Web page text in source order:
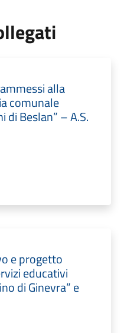
alla
comunale
di Beslan” – A.S.
e progetto
educativi
di Ginevra” e